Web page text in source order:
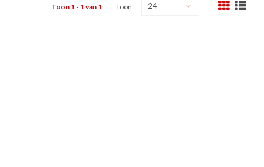
Toon 1 - 1 van 1 Toon: 24